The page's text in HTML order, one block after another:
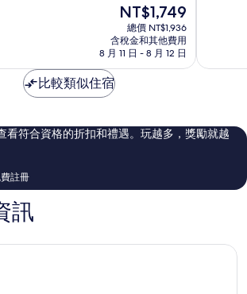
現
在
價
格
為
NT$1,749
總價 NT$1,936
含稅金和其他費用
8 月 11 日 - 8 月 12 日
極
評
論
比較類似住宿
看符合資格的折扣和禮遇。玩越多，獎勵就越
註冊
訊